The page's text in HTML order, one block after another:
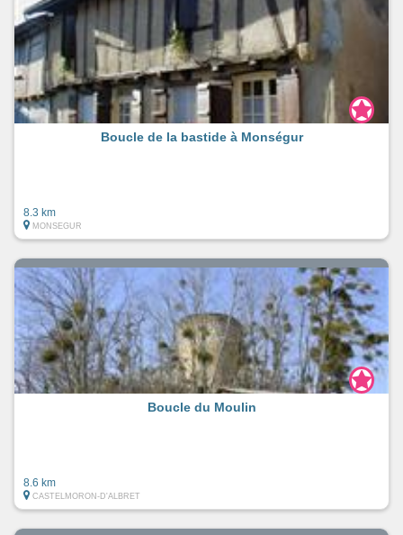
Boucle de la bastide à Monségur
8.3 km
MONSEGUR
Boucle du Moulin
8.6 km
CASTELMORON-D'ALBRET